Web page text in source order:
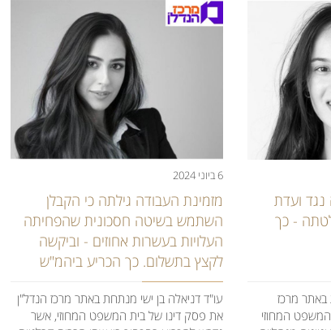
ועדת
- כך
באתר מרכז
המחוזי
6 ביוני 2024
מזמינת העבודה גילתה כי הקבלן
השתמש בשיטה חסכונית שהפחיתה
העלויות בעשרות אחוזים - וביקשה
לקצץ בתשלום. כך הכריע ביהמ"ש
עו"ד דניאלה בן ישי מנתחת באתר מרכז הנדל"ן
את פסק דינו של בית המשפט המחוזי, אשר